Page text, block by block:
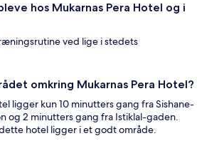
hos Mukarnas Pera Hotel og i
ved lige i stedets
omkring Mukarnas Pera Hotel?
ligger kun 10 minutters gang fra Sishane-
og 2 minutters gang fra Istiklal-gaden.
hotel ligger i et godt område.